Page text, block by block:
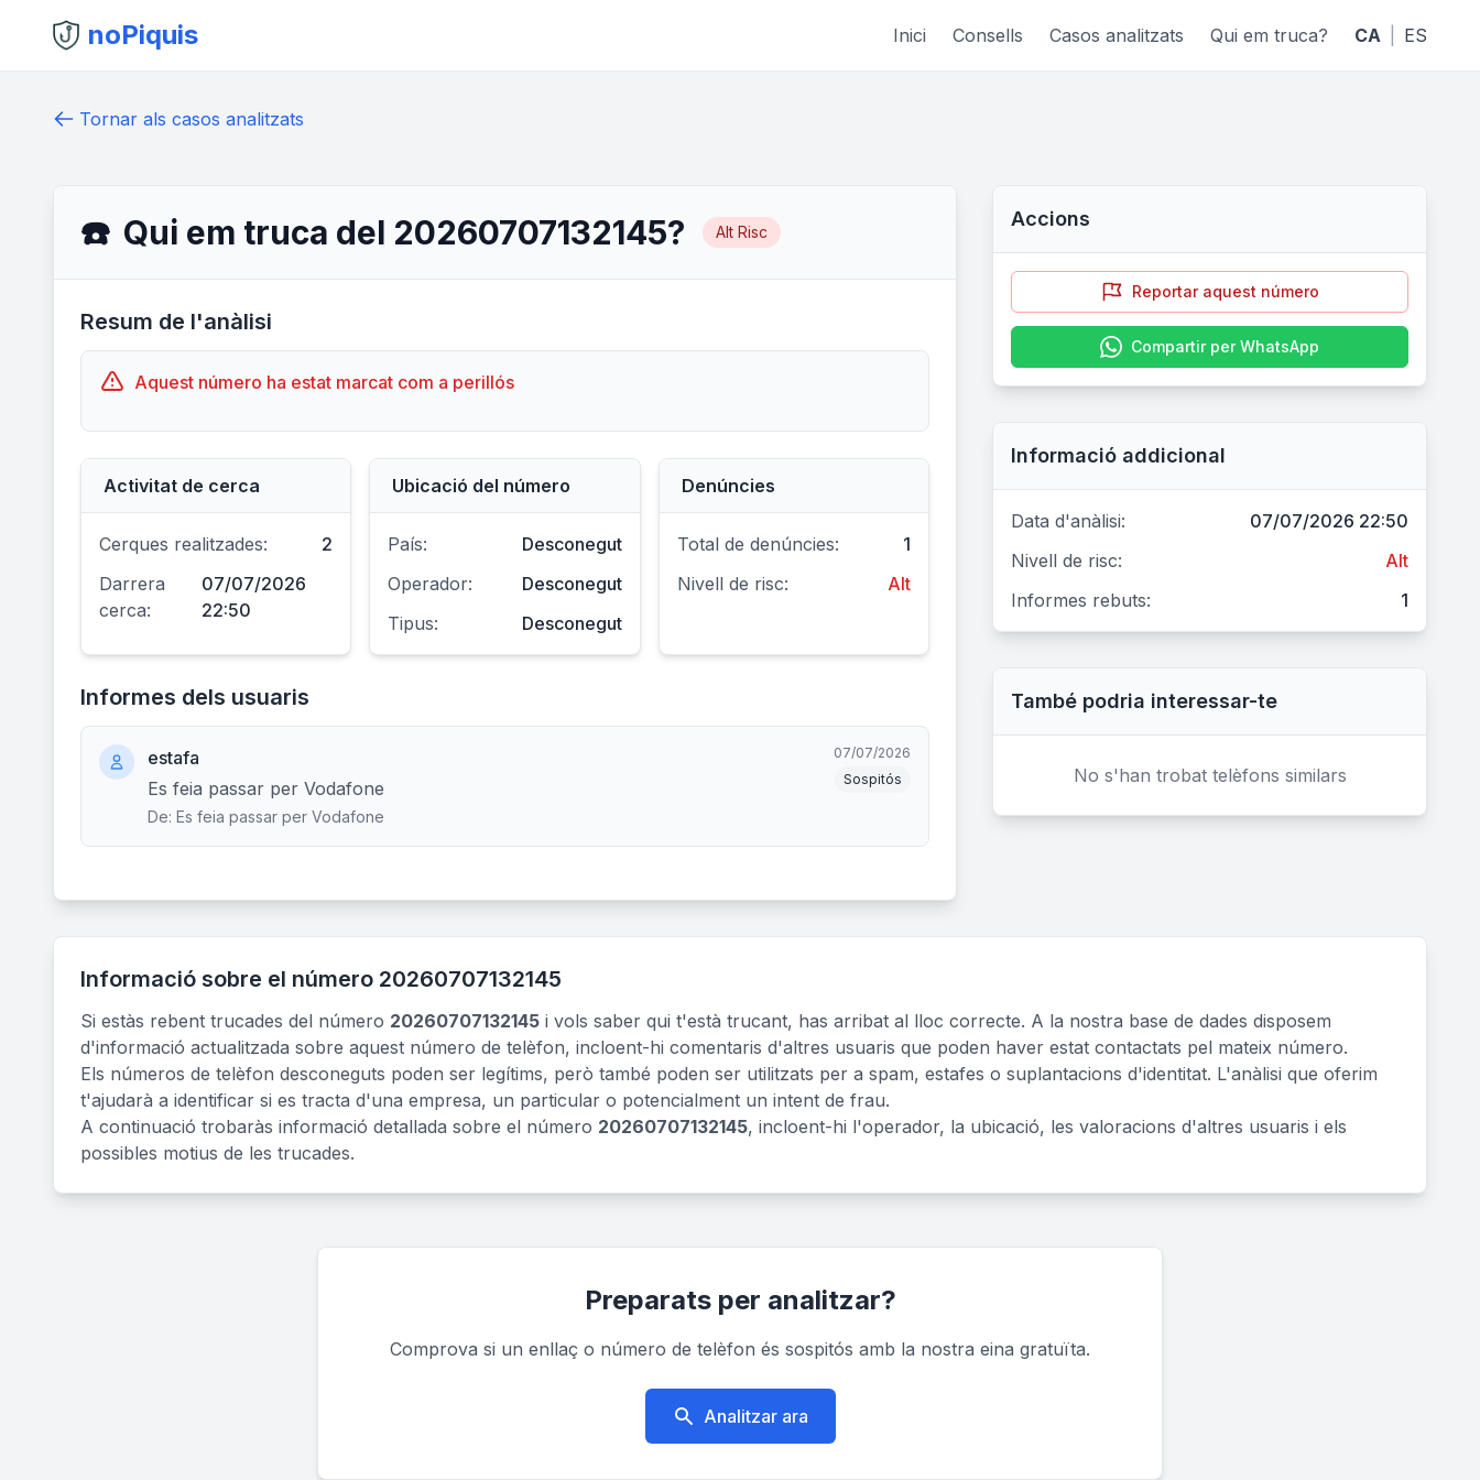
noPiquis Inici Consells Casos analitzats Qui em truca? CA ES
Tornar als casos analitzats
☎️ Qui em truca del 20260707132145? Alt Risc
Resum de l'anàlisi
Aquest número ha estat marcat com a perillós
Activitat de cerca
Cerques realitzades:
2
Darrera
cerca:
07/07/2026
22:50
Ubicació del número
País:
Desconegut
Operador:
Desconegut
Tipus:
Desconegut
Denúncies
Total de denúncies:
1
Nivell de risc:
Alt
Informes dels usuaris
estafa
Es feia passar per Vodafone
De: Es feia passar per Vodafone
07/07/2026
Sospitós
Accions
Reportar aquest número
Compartir per WhatsApp
Informació addicional
Data d'anàlisi:
07/07/2026 22:50
Nivell de risc:
Alt
Informes rebuts:
1
També podria interessar-te
No s'han trobat telèfons similars
Informació sobre el número 20260707132145
Si estàs rebent trucades del número 20260707132145 i vols saber qui t'està trucant, has arribat al lloc correcte. A la nostra base de dades disposem
d'informació actualitzada sobre aquest número de telèfon, incloent-hi comentaris d'altres usuaris que poden haver estat contactats pel mateix número.
Els números de telèfon desconeguts poden ser legítims, però també poden ser utilitzats per a spam, estafes o suplantacions d'identitat. L'anàlisi que oferim
t'ajudarà a identificar si es tracta d'una empresa, un particular o potencialment un intent de frau.
A continuació trobaràs informació detallada sobre el número 20260707132145, incloent-hi l'operador, la ubicació, les valoracions d'altres usuaris i els
possibles motius de les trucades.
Preparats per analitzar?
Comprova si un enllaç o número de telèfon és sospitós amb la nostra eina gratuïta.
Analitzar ara